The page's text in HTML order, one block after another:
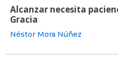
Alcanzar necesita
Gracia
Néstor Mora Núñez